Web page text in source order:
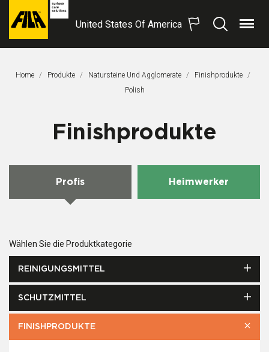
FILA
S.p.A.
United States Of America
SuchenMenü
Home Produkte Natursteine Und Agglomerate
Finishprodukte
Aktuelle Seite:
Polish
Finishprodukte
Profis Heimwerker
Wählen Sie die Produktkategorie
REINIGUNGSMITTEL
SCHUTZMITTEL
FINISHPRODUKTE